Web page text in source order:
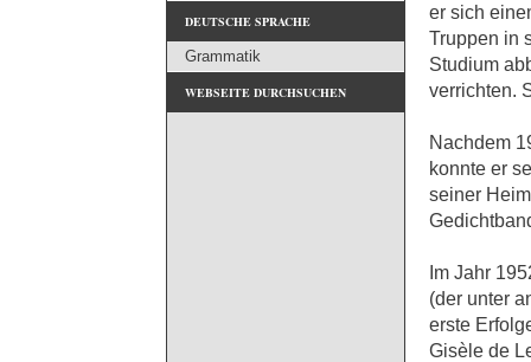
er sich
Truppen in
Studium
verrichten.
Nachdem
konnte er
seiner
Im Jahr
(der unter
erste
Gisèle de
DEUTSCHE SPRACHE
Grammatik
WEBSEITE DURCHSUCHEN